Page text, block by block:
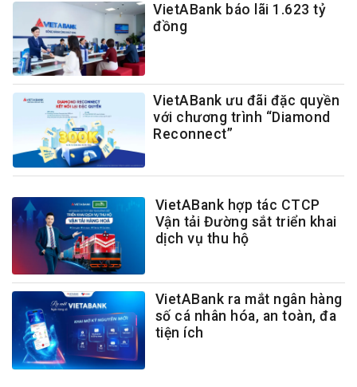
VietABank báo lãi 1.623 tỷ
đồng
VietABank ưu đãi đặc quyền
với chương trình “Diamond
Reconnect”
VietABank hợp tác CTCP
Vận tải Đường sắt triển khai
dịch vụ thu hộ
VietABank ra mắt ngân hàng
số cá nhân hóa, an toàn, đa
tiện ích